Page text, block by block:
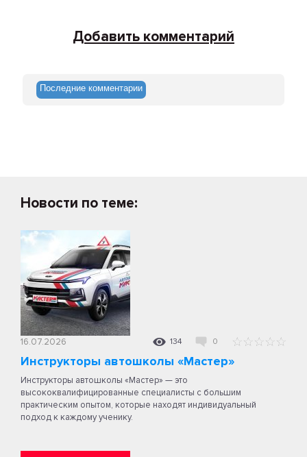
Добавить комментарий
Последние комментарии
Новости по теме:
16.07.2026 134 0
Инструкторы автошколы «Мастер»
Инструкторы автошколы «Мастер» — это
высококвалифицированные специалисты с большим
практическим опытом, которые находят индивидуальный
подход к каждому ученику.